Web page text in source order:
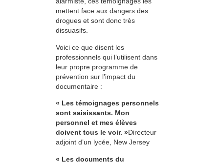
mettent face aux dangers des
drogues et sont donc très
dissuasifs.
Voici ce que disent les
professionnels qui l’utilisent dans
leur propre programme de
prévention sur l’impact du
documentaire :
« Les témoignages personnels
sont saisissants. Mon
personnel et mes élèves
doivent tous le voir. »Directeur
adjoint d’un lycée, New Jersey
« Les documents du